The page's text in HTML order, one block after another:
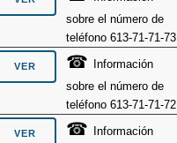
sobre el número de
teléfono 613-71-71-73
☎ Información
sobre el número de
teléfono 613-71-71-72
☎ Información